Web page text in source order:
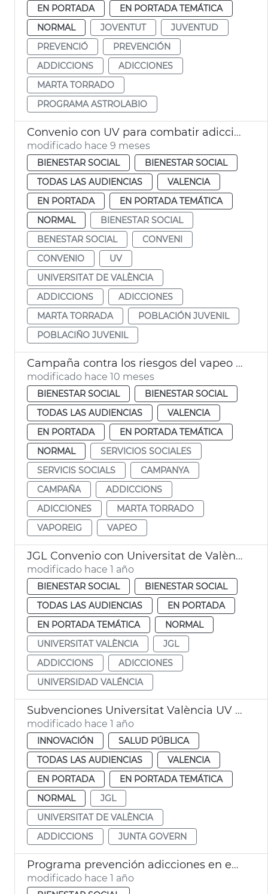
EN PORTADA
EN PORTADA TEMÁTICA
NORMAL
JOVENTUT
JUVENTUD
PREVENCIÓ
PREVENCIÓN
ADDICCIONS
ADICCIONES
MARTA TORRADO
PROGRAMA ASTROLABIO
Convenio con UV para combatir adicciones en jóvenes
modificado hace 9 meses
BIENESTAR SOCIAL
BIENESTAR SOCIAL
TODAS LAS AUDIENCIAS
VALENCIA
EN PORTADA
EN PORTADA TEMÁTICA
NORMAL
BIENESTAR SOCIAL
BENESTAR SOCIAL
CONVENI
CONVENIO
UV
UNIVERSITAT DE VALÈNCIA
ADDICCIONS
ADICCIONES
MARTA TORRADA
POBLACIÓN JUVENIL
POBLACIÑO JUVENIL
Campaña contra los riesgos del vapeo en València
modificado hace 10 meses
BIENESTAR SOCIAL
BIENESTAR SOCIAL
TODAS LAS AUDIENCIAS
VALENCIA
EN PORTADA
EN PORTADA TEMÁTICA
NORMAL
SERVICIOS SOCIALES
SERVICIS SOCIALS
CAMPANYA
CAMPAÑA
ADDICCIONS
ADICCIONES
MARTA TORRADO
VAPOREIG
VAPEO
JGL Convenio con Universitat de València por programa de adicciones
modificado hace 1 año
BIENESTAR SOCIAL
BIENESTAR SOCIAL
TODAS LAS AUDIENCIAS
EN PORTADA
EN PORTADA TEMÁTICA
NORMAL
UNIVERSITAT VALÈNCIA
JGL
ADDICCIONS
ADICCIONES
UNIVERSIDAD VALÉNCIA
Subvenciones Universitat València UV adicciones
modificado hace 1 año
INNOVACIÓN
SALUD PÚBLICA
TODAS LAS AUDIENCIAS
VALENCIA
EN PORTADA
EN PORTADA TEMÁTICA
NORMAL
JGL
UNIVERSITAT DE VALÈNCIA
ADDICCIONS
JUNTA GOVERN
Programa prevención adicciones en escolares
modificado hace 1 año